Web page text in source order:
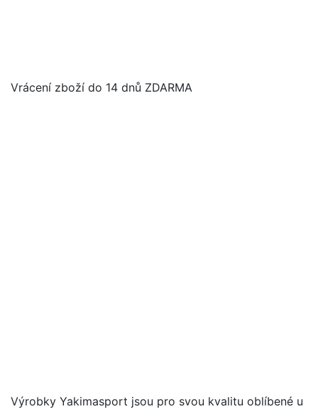
Vrácení zboží do 14 dnů ZDARMA
Výrobky Yakimasport jsou pro svou kvalitu oblíbené u